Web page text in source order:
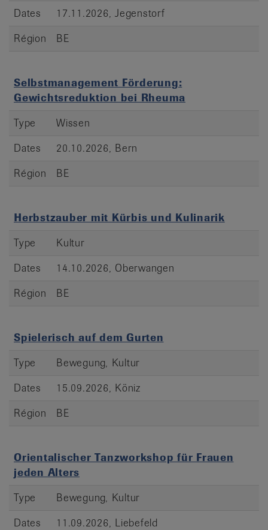
Dates
17.11.2026, Jegenstorf
Région
BE
Selbstmanagement Förderung:
Gewichtsreduktion bei Rheuma
Type
Wissen
Dates
20.10.2026, Bern
Région
BE
Herbstzauber mit Kürbis und Kulinarik
Type
Kultur
Dates
14.10.2026, Oberwangen
Région
BE
Spielerisch auf dem Gurten
Type
Bewegung, Kultur
Dates
15.09.2026, Köniz
Région
BE
Orientalischer Tanzworkshop für Frauen
jeden Alters
Type
Bewegung, Kultur
Dates
11.09.2026, Liebefeld